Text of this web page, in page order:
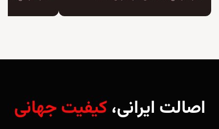
اصالت ایرانی،کیفیت جهانی